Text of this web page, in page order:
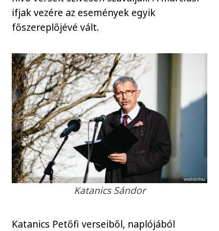
ifjak vezére az események egyik
főszereplőjévé vált.
Katanics Sándor
Katanics Petőfi verseiből, naplójából